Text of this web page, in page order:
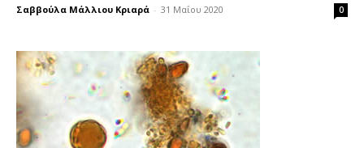
Σαββούλα Μάλλιου Κριαρά - 31 Μαΐου 2020 0